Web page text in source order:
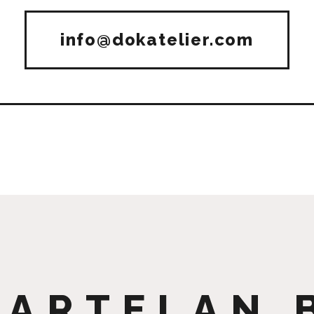
info@dokatelier.com